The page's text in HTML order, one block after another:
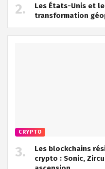
Les États-Unis et
transformation
CRYPTO
Les blockchains
crypto : Sonic,